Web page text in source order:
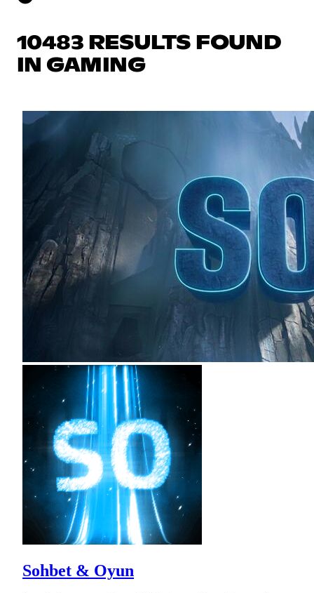
10483 RESULTS FOUND
IN GAMING
Sohbet & Oyun